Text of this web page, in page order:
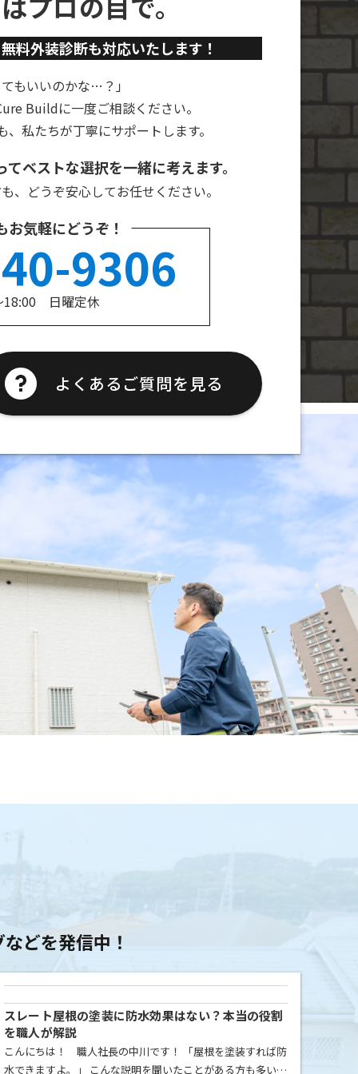
無料外装診断も対応いたします！
もいいのかな…？」
Buildに一度ご相談ください。
私たちが丁寧にサポートします。
ベストな選択を一緒に考えます。
、どうぞ安心してお任せください。
気軽にどうぞ！
9306
18:00 日曜定休
よくあるご質問を見る
どを発信中！
スレート屋根の塗装に防水効果はない？本当の役割
を職人が解説
こんにちは！ 職人社長の中川です！ 「屋根を塗装すれば防
水できますよ。」 こんな説明を聞いたことがある方も多いと